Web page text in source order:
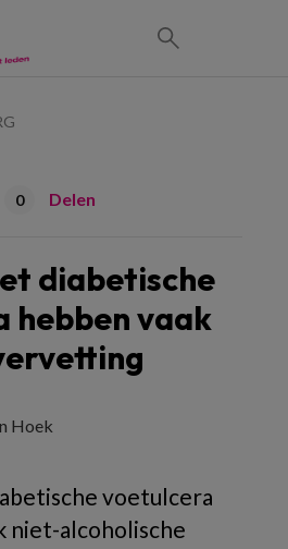
0 Delen
diabetische
hebben vaak
Hoek
voetulcera
niet-alcoholische